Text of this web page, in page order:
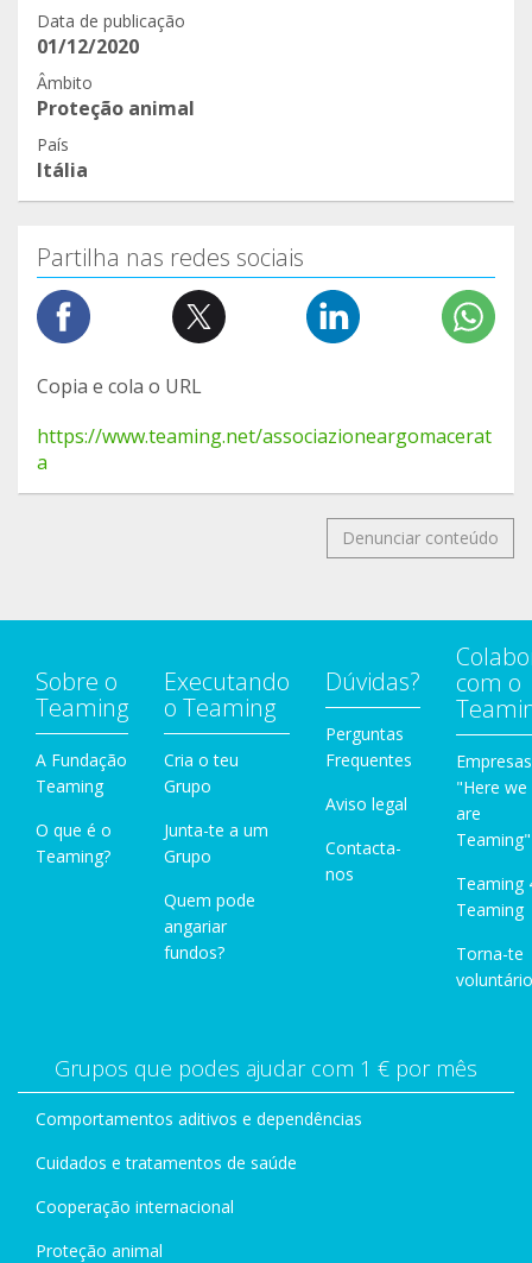
Data de publicação
01/12/2020
Âmbito
Proteção animal
País
Itália
Partilha nas redes sociais
Copia e cola o URL
https://www.teaming.net/associazioneargomacerat
a
Denunciar conteúdo
Sobre o
Teaming
A Fundação
Teaming
O que é o
Teaming?
Executando
o Teaming
Cria o teu
Grupo
Junta-te a um
Grupo
Quem pode
angariar
fundos?
Dúvidas?
Perguntas
Frequentes
Aviso legal
Contacta-
nos
com o
Empresas
"Here we
are
Teaming"
Teaming
Teaming
Torna-te
Grupos que podes ajudar com 1 € por mês
Comportamentos aditivos e dependências
Cuidados e tratamentos de saúde
Cooperação internacional
Proteção animal